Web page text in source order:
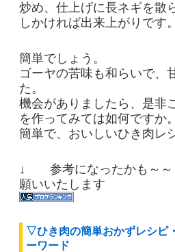
炒め、仕上げに長ネギを散
しかければ出来上がりです
簡単でしょう。
ゴーヤの苦味も和らいで、
た。
機会がありましたら、是非
を作ってみては如何ですか
簡単で、おいしいひき肉レ
↓ 参考になったかも～～
願いいたします
▽ひき肉の簡単おかずレシピ
ーワード